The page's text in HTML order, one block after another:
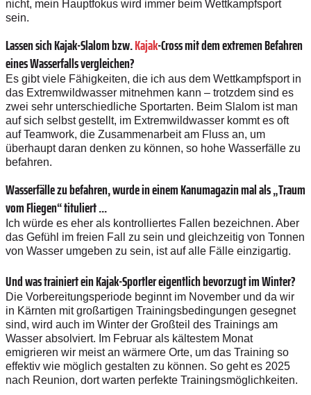
nicht, mein Hauptfokus wird immer beim Wettkampfsport
sein.
Lassen sich Kajak-Slalom bzw.Kajak-Cross mit dem extremen Befahren
eines Wasserfalls vergleichen?
Es gibt viele Fähigkeiten, die ich aus dem Wettkampfsport in
das Extremwildwasser mitnehmen kann – trotzdem sind es
zwei sehr unterschiedliche Sportarten. Beim Slalom ist man
auf sich selbst gestellt, im Extremwildwasser kommt es oft
auf Teamwork, die Zusammenarbeit am Fluss an, um
überhaupt daran denken zu können, so hohe Wasserfälle zu
befahren.
Wasserfälle zu befahren, wurde in ­einem Kanumagazin mal als „Traum
vom Fliegen“ tituliert ...
Ich würde es eher als kontrolliertes Fallen bezeichnen. Aber
das Gefühl im freien Fall zu sein und gleichzeitig von Tonnen
von Wasser umgeben zu sein, ist auf alle Fälle einzigartig.
Und was trainiert ein Kajak-Sportler eigentlich bevorzugt im Winter?
Die Vorbereitungsperiode beginnt im November und da wir
in Kärnten mit großartigen Trainingsbedingungen gesegnet
sind, wird auch im Winter der Großteil des Trainings am
Wasser absolviert. Im Februar als kältestem Monat
emigrieren wir meist an wärmere Orte, um das Training so
effektiv wie möglich gestalten zu können. So geht es 2025
nach Reunion, dort warten perfekte Trainingsmöglichkeiten.